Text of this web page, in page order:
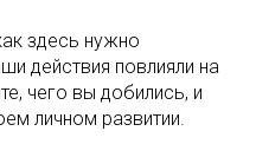
здесь нужно
действия повлияли на
чего вы добились, и
личном развитии.